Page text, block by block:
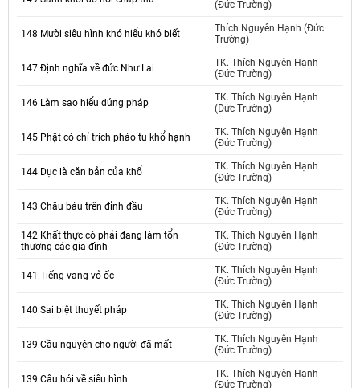
(Đức Trường)
148 Mười siêu hình khó hiểu khó biết
Thích Nguyên Hạnh (Đức
Trường)
147 Định nghĩa về đức Như Lai
TK. Thích Nguyên Hạnh
(Đức Trường)
146 Làm sao hiểu đúng pháp
TK. Thích Nguyên Hạnh
(Đức Trường)
145 Phật có chỉ trích pháo tu khổ hạnh
TK. Thích Nguyên Hạnh
(Đức Trường)
144 Dục là căn bản của khổ
TK. Thích Nguyên Hạnh
(Đức Trường)
143 Châu báu trên đỉnh đầu
TK. Thích Nguyên Hạnh
(Đức Trường)
142 Khất thực có phải đang làm tổn
thương các gia đình
TK. Thích Nguyên Hạnh
(Đức Trường)
141 Tiếng vang vỏ ốc
TK. Thích Nguyên Hạnh
(Đức Trường)
140 Sai biệt thuyết pháp
TK. Thích Nguyên Hạnh
(Đức Trường)
139 Cầu nguyện cho người đã mất
TK. Thích Nguyên Hạnh
(Đức Trường)
139 Câu hỏi về siêu hình
TK. Thích Nguyên Hạnh
(Đức Trường)